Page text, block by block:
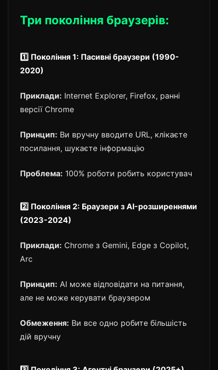
Три покоління браузерів:
1️⃣ Покоління 1: Пасивні браузери (1990-
2020)
Приклади: Internet Explorer, Firefox, ранні
версії Chrome
Принцип: Ви вручну вводите URL, клікаєте
посилання, шукаєте інформацію
Проблема: 100% роботи робить користувач
2️⃣ Покоління 2: Браузери з AI-розширеннями
(2023-2024)
Приклади: Chrome з Gemini, Edge з Copilot,
Arc
Принцип: AI може відповідати на питання,
але не може керувати браузером
Обмеження: Ви все одно робите більшість
дій вручну